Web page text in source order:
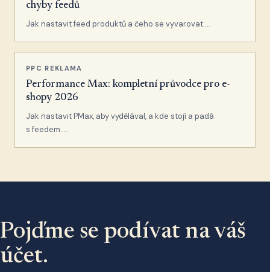
chyby feedů
Jak nastavit feed produktů a čeho se vyvarovat….
PPC REKLAMA
Performance Max: kompletní průvodce pro e-
shopy 2026
Jak nastavit PMax, aby vydělával, a kde stojí a padá
s feedem….
Pojďme se podívat na váš
účet.